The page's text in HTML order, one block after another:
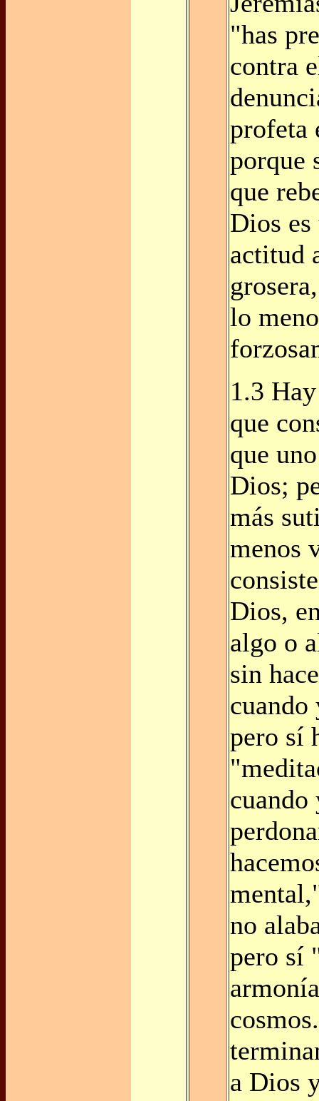
"has
contra
profeta
porque
que
Dios
actitud
lo
1.3
que
que
Dios;
más
menos
Dios,
algo o
sin
cuando
pero sí
cuando
no
pero sí
a Dios